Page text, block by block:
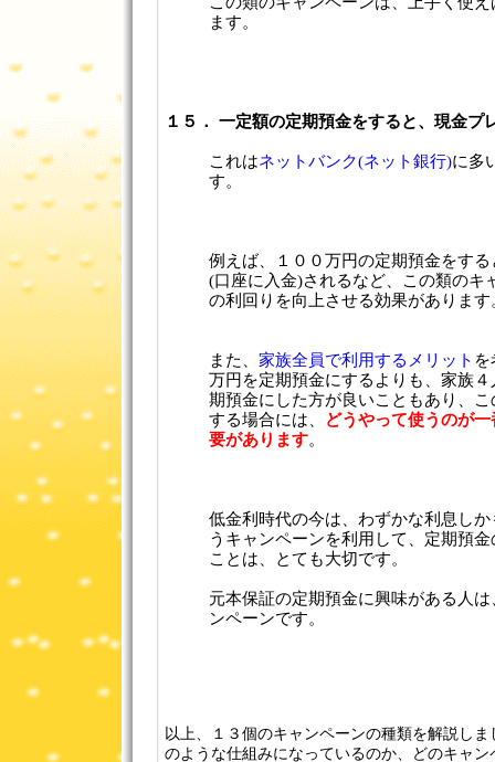
ます。
１５． 一定額の定期預金をすると、現金プ
これはネットバンク(ネット銀行)に多
す。
例えば、１００万円の定期預金をす
(口座に入金)されるなど、この類のキ
の利回りを向上させる効果があります
また、 家族全員で利用するメリット
万円を定期預金にするよりも、家族
期預金にした方が良いこともあり、
する場合には、
どうやって使うのが
要があります。
低金利時代の今は、わずかな利息し
うキャンペーンを利用して、定期預
ことは、とても大切です。
元本保証の定期預金に興味がある人
ンペーンです。
以上、１３個のキャンペーンの種類を解説し
のような仕組みになっているのか、どのキャ